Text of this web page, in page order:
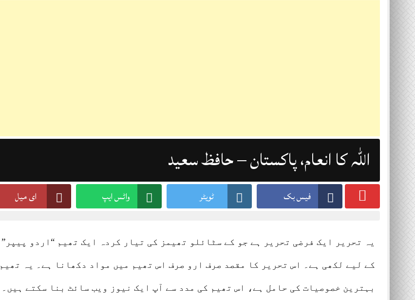
اللہ کا انعام، پاکستان – حافظ سعید
فیس بک ٹویٹر واٹس ایپ ای میل
یہ تحریر ایک فرضی تحریر ہے جو کے سٹائلو تھیمز کی تیار کردہ ایک تھیم “اردو پیپر”
کے لیے لکھی ہے۔ اس تحریر کا مقصد صرف ارو صرف اس تھیم میں مواد دکھانا ہے۔ یہ تھیم
بہترین خصوصیات کی حامل ہے، اس تھیم کی مدد سے آپ ایک نیوز ویب سائٹ بنا سکتے ہیں۔